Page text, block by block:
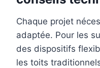
Chaque projet
adaptée. Pour les
des dispositifs
les toits